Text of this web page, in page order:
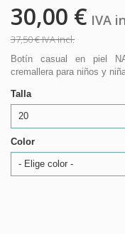
30,00 € IVA
37,50 €IVA incl.
Botín casual en piel
cremallera para niños y
Talla
20
Color
- Elige color -